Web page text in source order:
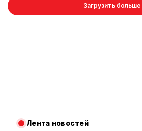
Загрузить больше
Лента новостей